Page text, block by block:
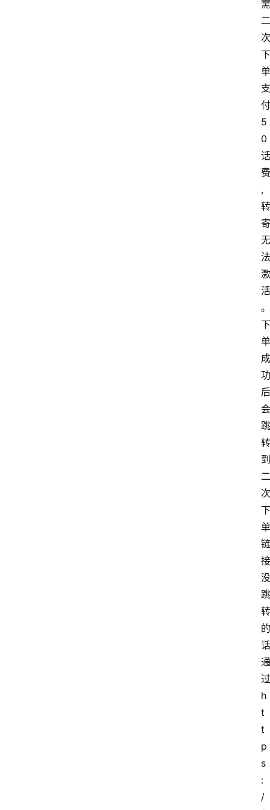
需
二
次
下
单
支
付
5
0
话
费
,
转
寄
无
法
激
活
。
下
单
成
功
后
会
跳
转
到
二
次
下
单
链
接
没
跳
转
的
话
通
过
h
t
t
p
s
:
/